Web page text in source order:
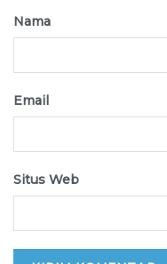
Nama
Email
Situs Web